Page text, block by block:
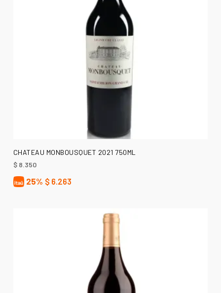
AÑADIR AL CARRITO
CHATEAU MONBOUSQUET 2021 750ML
$8.350
25% $ 6.263